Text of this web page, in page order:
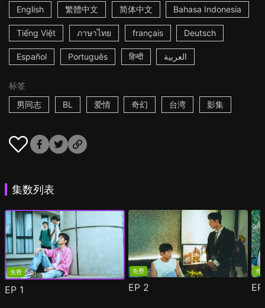
English
繁體中文 简体中文 Bahasa Indonesia
Tiếng Việt ภาษาไทย français Deutsch
Español Português हिन्दी العربية
标签
男同志
BL 爱情 奇幻 台湾 影集
集数列表
免费
EP 1
免费
EP 2
免